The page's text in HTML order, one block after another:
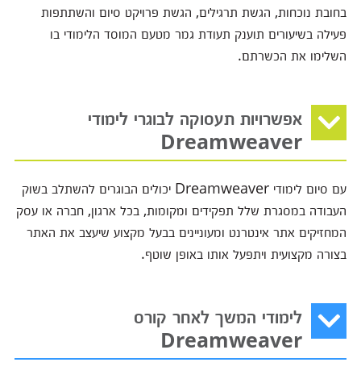
בחובת נוכחות, הגשת תרגילים, הגשת פרויקט סיום והשתתפות
פעילה בשיעורים תוענק תעודת גמר מטעם המוסד הלימודי בו
השלימו את הכשרתם.
אפשרויות תעסוקה לבוגרי לימודי
Dreamweaver
עם סיום לימודי Dreamweaver יכולים הבוגרים להשתלב בשוק
העבודה במסגרת שלל תפקידים ומקומות, בכל ארגון, חברה או עסק
המחזיקים אתר אינטרנט ומעוניינים בבעל מקצוע שיעצב את האתר
בצורה מקצועית ויתפעל אותו באופן שוטף.
לימודי המשך לאחר קורס
Dreamweaver